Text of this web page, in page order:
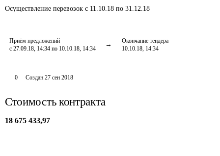
Осуществление перевозок с 11.10.18 по 31.12.18
Приём предложений
с 27.09.18, 14:34 по 10.10.18, 14:34
Окончание тендера
10.10.18, 14:34
0 Создан 27 сен 2018
Стоимость контракта
18 675 433,97